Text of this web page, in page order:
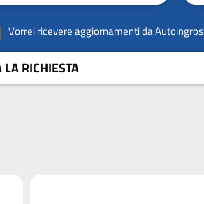
Vorrei ricevere aggiornamenti da Autoingros
RICHIESTA